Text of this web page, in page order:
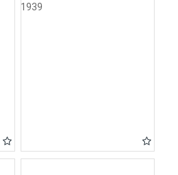
Beamten u.
Raczyński! Schen
Bibliothek).
1939